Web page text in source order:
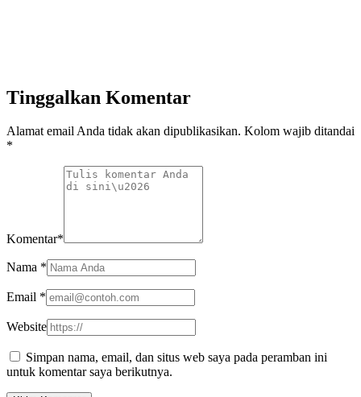
Tinggalkan Komentar
Alamat email Anda tidak akan dipublikasikan. Kolom wajib ditandai
*
Komentar*
Nama *
Email *
Website
Simpan nama, email, dan situs web saya pada peramban ini
untuk komentar saya berikutnya.